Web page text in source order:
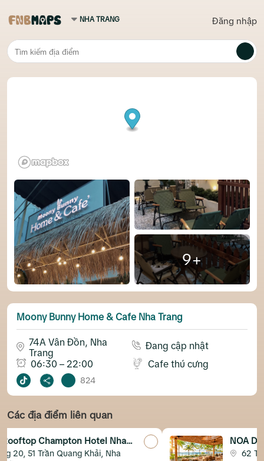
Đăng nhập
9+
Moony Bunny Home & Cafe Nha Trang
74A Vân Đồn, Nha
Trang
Đang cập nhật
06:30 – 22:00
Cafe thú cưng
824
Các địa điểm liên quan
Nha
Nha
NOA Dining & Club Nha Trang
62 Trần Phú, Nha Trang,